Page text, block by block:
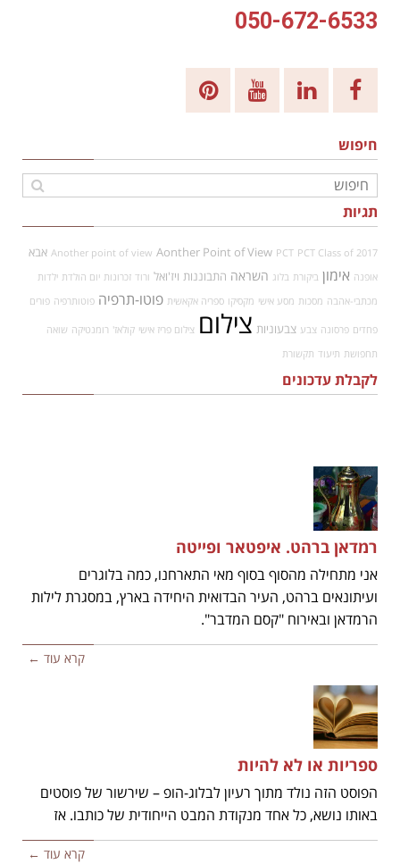
050-672-6533
חיפוש
תגיות
Another point of view Aonther Point of View PCT PCT Class of 2017 אבא
אופנה אימון ביקורת בלוג השראה התבוננות ויז'ואל ורוד זכרונות יום הולדת ילדות
מכתבי-אהבה מסכות מסע אישי מקסיקו ספריה אקאשית פוטו-תרפיה פוטותרפיה פורים
פחדים פרסונה צבע צבעוניות צילום צילום פריז אישי קולאז' רומנטיקה שואה
תחפושת תיעוד תקשורת
לקבלת עדכונים
רמדאן ברהט. איפטאר ופייטה
אני מתחילה מהסוף בסוף מאי התארחנו, כמה בלוגרים
ועיתונאים ברהט, העיר הבדואית היחידה בארץ, במסגרת לילות
הרמדאן ובאירוח "קסם המדבר".
קרא עוד ←
ספריות או לא להיות
הפוסט הזה נולד מתוך רעיון לבלוג-הופ – שירשור של פוסטים
באותו נושא, כל אחד מנקודת המבט הייחודית של כותבו. אז
קרא עוד ←